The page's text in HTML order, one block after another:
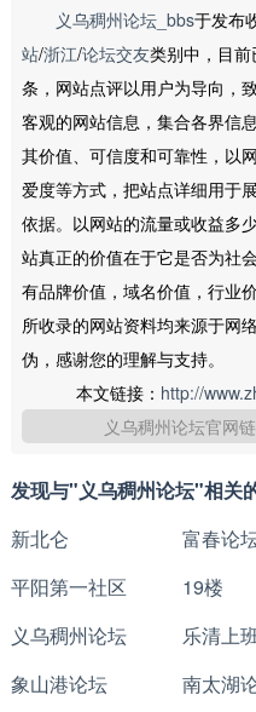
义乌稠州论坛_bbs于发布
站/浙江/论坛交友类别中，目
条，网站点评以用户为导向，
客观的网站信息，集合各界信
其价值、可信度和可靠性，以
爱度等方式，把站点详细用于
依据。以网站的流量或收益多
站真正的价值在于它是否为社
有品牌价值，域名价值，行业
所收录的网站资料均来源于网
伪，感谢您的理解与支持。
本文链接： http://
义乌稠州论坛官网链
发现与"义乌稠州论坛"相关
新北仑
富春论
平阳第一社区
19楼
义乌稠州论坛
乐清上
象山港论坛
南太湖